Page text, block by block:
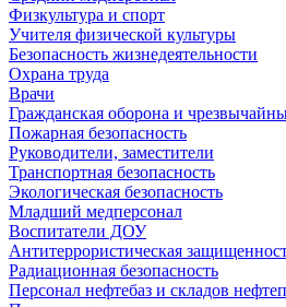
Физкультура и спорт
Учителя физической культуры
Безопасность жизнедеятельности
Охрана труда
Врачи
Гражданская оборона и
Пожарная безопасность
Руководители, заместители
Транспортная безопасность
Экологическая безопасность
Младший медперсонал
Воспитатели ДОУ
Антитеррористическая
Радиационная безопасность
Персонал нефтебаз и складов